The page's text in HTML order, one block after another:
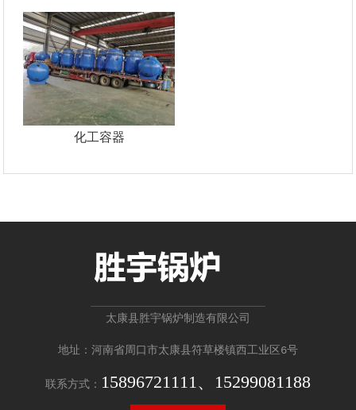
化工容器
太康县胜宇锅炉制造有限公司
地址：河南省周口市太康县符草楼镇西工业区6号
联系方式： 15896721111、15299081188